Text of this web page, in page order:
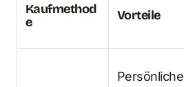
Kaufmethod
e
Vorteile
Persönliche